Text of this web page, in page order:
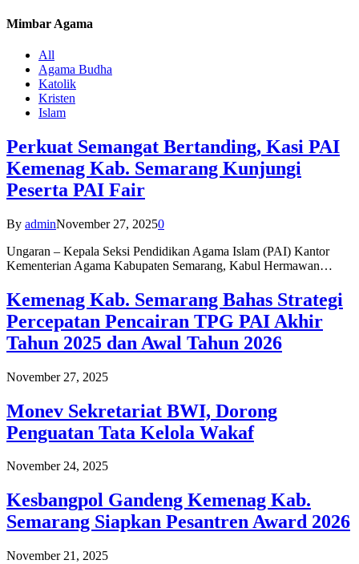
Mimbar Agama
All
Agama Budha
Katolik
Kristen
Islam
Perkuat Semangat Bertanding, Kasi PAI
Kemenag Kab. Semarang Kunjungi
Peserta PAI Fair
By adminNovember 27, 20250
Ungaran – Kepala Seksi Pendidikan Agama Islam (PAI) Kantor
Kementerian Agama Kabupaten Semarang, Kabul Hermawan…
Kemenag Kab. Semarang Bahas Strategi
Percepatan Pencairan TPG PAI Akhir
Tahun 2025 dan Awal Tahun 2026
November 27, 2025
Monev Sekretariat BWI, Dorong
Penguatan Tata Kelola Wakaf
November 24, 2025
Kesbangpol Gandeng Kemenag Kab.
Semarang Siapkan Pesantren Award 2026
November 21, 2025